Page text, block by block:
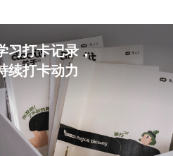
习打卡记录，
续打卡动力